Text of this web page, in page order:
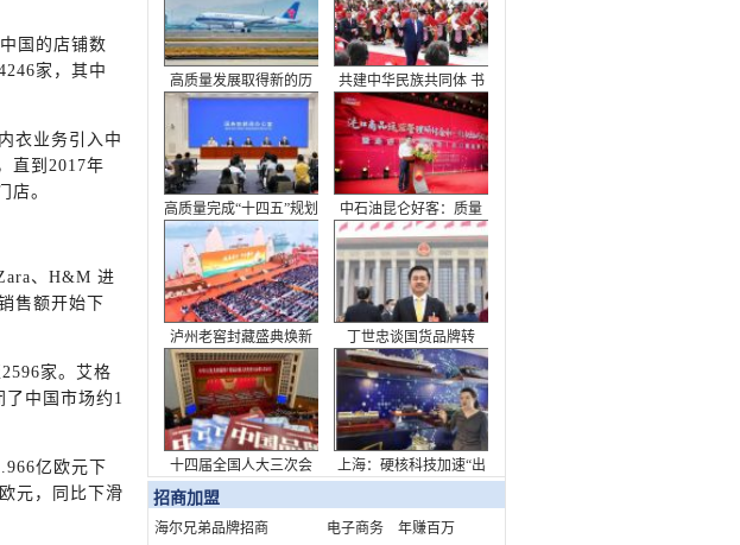
国的店铺数
家，其中
衣业务引入中
直到2017年
店。
、H&M 进
售额开始下
家。艾格
了中国市场约1
亿欧元下
元，同比下滑
高质量发展取得新的历
史性成就——从“十四五”
看中国答卷
共建中华民族共同体 书
写美丽西藏新篇章
高质量完成“十四五”规划
系列主题新闻发布会
中石油昆仑好客：质量
筑强根基，非油业务迈
向新高度
泸州老窖封藏盛典焕新
表达 致敬浓香出海110周
年
丁世忠谈国货品牌转
型：承担起消费升级需
求重任
十四届全国人大三次会
议开幕会在京举行
上海：硬核科技加速“出
招商加盟
海尔兄弟品牌招商
电子商务 年赚百万